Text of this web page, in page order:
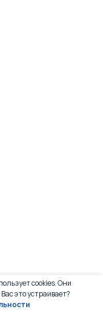
cookies. Они
это устраивает?